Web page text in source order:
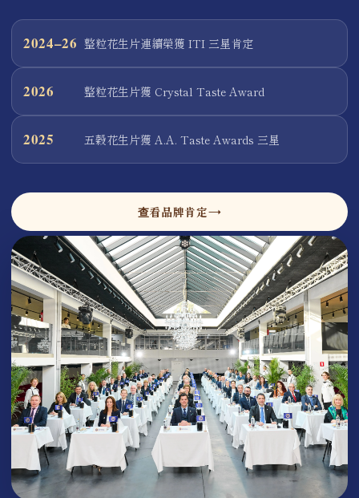
2024–26 整粒花生片連續榮獲 ITI 三星肯定
2026 整粒花生片獲 Crystal Taste Award
2025 五穀花生片獲 A.A. Taste Awards 三星
查看品牌肯定